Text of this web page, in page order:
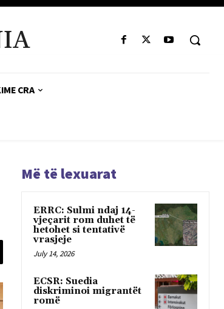
CRA
Më të lexuarat
ERRC: Sulmi ndaj 14-
vjeçarit rom duhet të
hetohet si tentativë
vrasjeje
July 14, 2026
ECSR: Suedia
diskriminoi migrantët
romë